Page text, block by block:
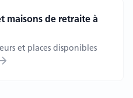
maisons de retraite à
et places disponibles